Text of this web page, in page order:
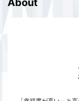
About